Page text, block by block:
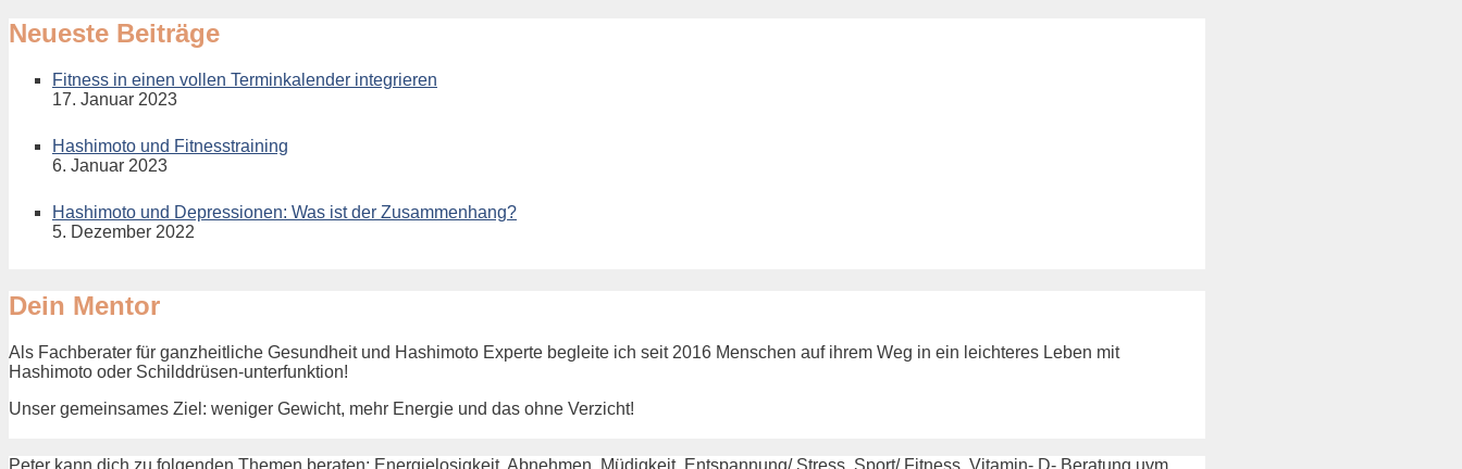
Neueste Beiträge
Fitness in einen vollen Terminkalender integrieren
17. Januar 2023
Hashimoto und Fitnesstraining
6. Januar 2023
Hashimoto und Depressionen: Was ist der Zusammenhang?
5. Dezember 2022
Dein Mentor
Als Fachberater für ganzheitliche Gesundheit und Hashimoto Experte begleite ich seit 2016 Menschen auf ihrem Weg in ein leichteres Leben mit
Hashimoto oder Schilddrüsen-unterfunktion!
Unser gemeinsames Ziel: weniger Gewicht, mehr Energie und das ohne Verzicht!
Peter kann dich zu folgenden Themen beraten: Energielosigkeit, Abnehmen, Müdigkeit, Entspannung/ Stress, Sport/ Fitness, Vitamin- D- Beratung uvm.